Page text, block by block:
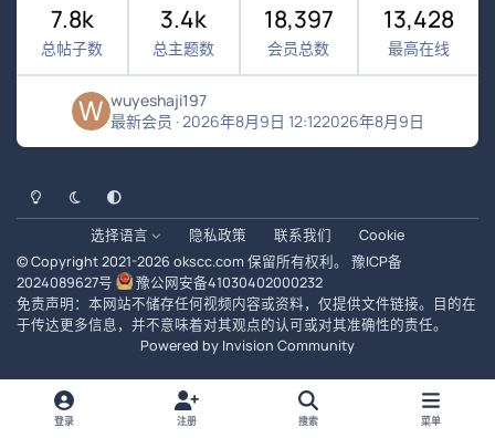
7.8k
总帖子数
3.4k
总主题数
18,397
会员总数
13,428
最高在线
wuyeshaji197
最新会员 ·2026年8月9日 12:122026年8月9日
浅色模式黑暗模式系统偏好
选择语言 隐私政策 联系我们
Cookie
© Copyright 2021-2026 okscc.com 保留所有权利。 豫ICP备
2024089627号
豫公网安备41030402000232
免责声明：本网站不储存任何视频内容或资料，仅提供文件链接。目的在
于传达更多信息，并不意味着对其观点的认可或对其准确性的责任。
Powered by Invision Community
登录 注册 搜索 菜单